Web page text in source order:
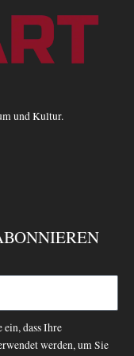
und Kultur.
dass Ihre
werden, um Sie